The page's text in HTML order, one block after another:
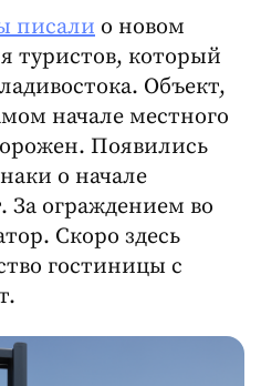
писали о новом
туристов, который
Объект,
начале местного
Появились
о начале
За ограждением во
Скоро здесь
гостиницы с